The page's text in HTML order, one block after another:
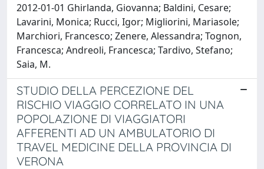
2012-01-01 Ghirlanda, Giovanna; Baldini, Cesare;
Lavarini, Monica; Rucci, Igor; Migliorini, Mariasole;
Marchiori, Francesco; Zenere, Alessandra; Tognon,
Francesca; Andreoli, Francesca; Tardivo, Stefano;
Saia, M.
STUDIO DELLA PERCEZIONE DEL
RISCHIO VIAGGIO CORRELATO IN UNA
POPOLAZIONE DI VIAGGIATORI
AFFERENTI AD UN AMBULATORIO DI
TRAVEL MEDICINE DELLA PROVINCIA DI
VERONA